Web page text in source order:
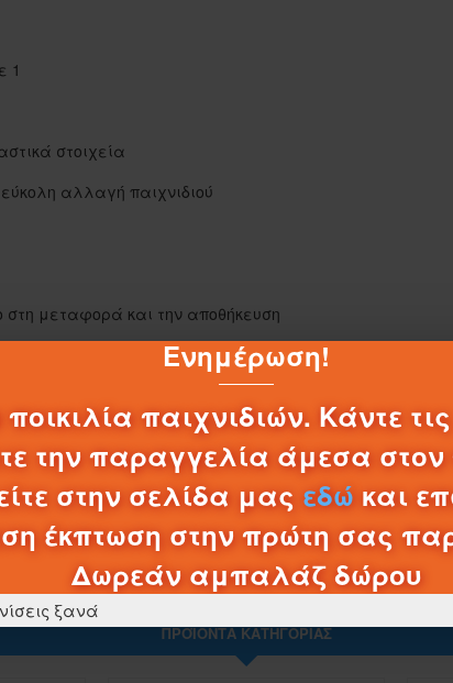
Ενημέρωση!
παιχνιδιών. Κάντε
την παραγγελία άμεσα
στην σελίδα μας εδώ και
έκπτωση στην πρώτη σας
Δωρεάν αμπαλάζ δώρου
ξανά
1
στοιχεία
αλλαγή παιχνιδιού
στη μεταφορά και την αποθήκευση
και δώρο
που συνδυάζει δράση, ανταγωνισμό και ποιότητα,
ΠΡΟΪΌΝΤΑ ΚΑΤΗΓΟΡΊΑΣ